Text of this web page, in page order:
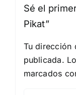
Sé el
Pikat”
Tu dirección
publicada.
marcados